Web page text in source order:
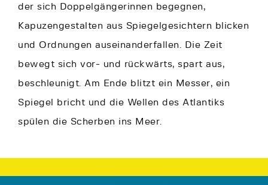
der sich Doppelgängerinnen begegnen,
Kapuzengestalten aus Spiegelgesichtern blicken
und Ordnungen auseinanderfallen. Die Zeit
bewegt sich vor- und rückwärts, spart aus,
beschleunigt. Am Ende blitzt ein Messer, ein
Spiegel bricht und die Wellen des Atlantiks
spülen die Scherben ins Meer.